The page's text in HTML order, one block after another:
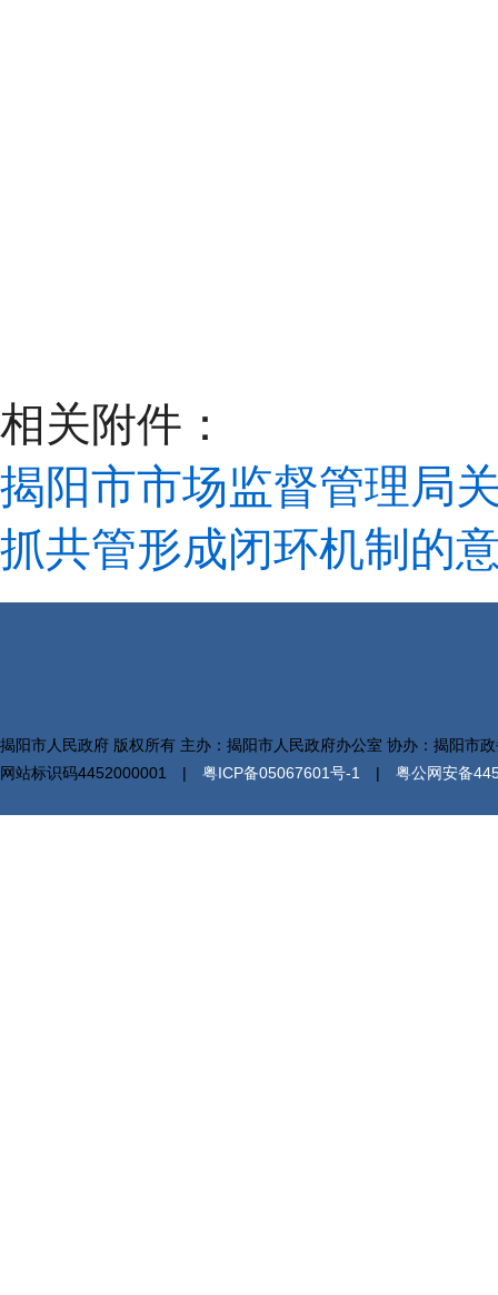
相关附件：
揭阳市市场监督管理局
抓共管形成闭环机制的
揭阳市人民政府 版权所有 主办：揭阳市人民政府办公室 协办：揭阳市
网站标识码4452000001 | 粤ICP备05067601号-1 | 粤公网安备